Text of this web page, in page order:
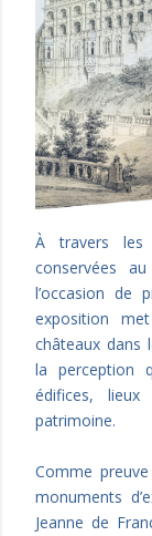
À travers les
conservées
l’occasion de
exposition
châteaux dans
la perception
édifices,
patrimoine.
Comme
monuments
Jeanne de